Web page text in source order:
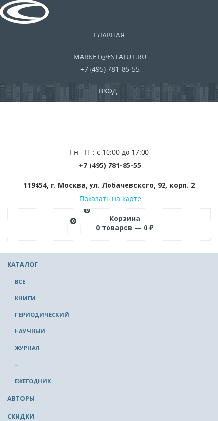
ГЛАВНАЯ
MARKET@ESTATUT.RU
+7 (495) 781-85-55
ВХОД
Пн - Пт: с 10:00 до 17:00
+7 (495) 781-85-55
119454, г. Москва, ул. Лобачевского, 92, корп. 2
Показать на карте
0
0
Корзина
0 товаров — 0 ₽
КАТАЛОГ
ВСЕ
КНИГИ
ПЕРИОДИЧЕСКИЙ
НАУЧНЫЙ
ЖУРНАЛ
–
ЕЖЕГОДНИК.
АВТОРЫ
СКИДКИ